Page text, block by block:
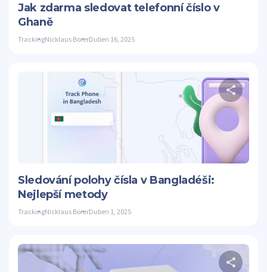
Jak zdarma sledovat telefonní číslo v
Ghaně
TrackingNicklaus BorerDuben 16, 2025
Twitter
Sledování polohy čísla v Bangladéši:
Nejlepší metody
TrackingNicklaus BorerDuben 1, 2025